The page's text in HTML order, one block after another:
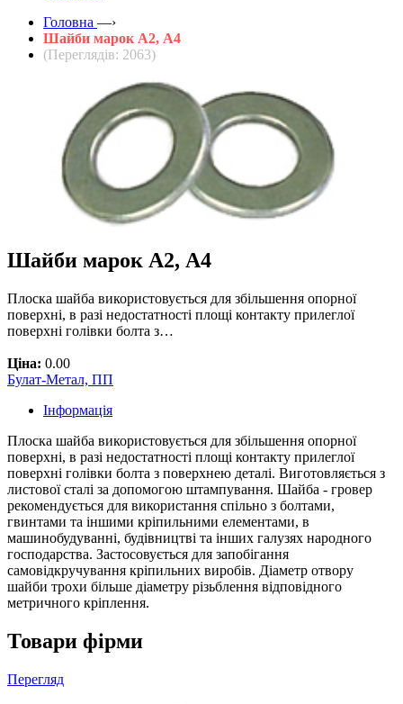
Головна —›
Шайби марок А2, А4
(Переглядів: 2063)
Шайби марок А2, А4
Плоска шайба використовується для збільшення опорної
поверхні, в разі недостатності площі контакту прилеглої
поверхні голівки болта з…
Ціна: 0.00
Булат-Метал, ПП
Інформація
Плоска шайба використовується для збільшення опорної
поверхні, в разі недостатності площі контакту прилеглої
поверхні голівки болта з поверхнею деталі. Виготовляється з
листової сталі за допомогою штампування. Шайба - гровер
рекомендується для використання спільно з болтами,
гвинтами та іншими кріпильними елементами, в
машинобудуванні, будівництві та інших галузях народного
господарства. Застосовується для запобігання
самовідкручування кріпильних виробів. Діаметр отвору
шайби трохи більше діаметру різьблення відповідного
метричного кріплення.
Товари фірми
Перегляд